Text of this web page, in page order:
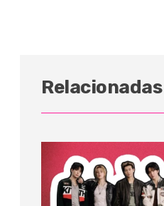
Relacionadas